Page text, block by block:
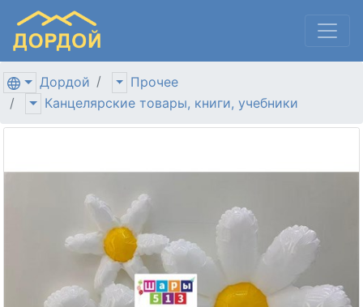
Дордой
Прочее
Канцелярские товары, книги, учебники